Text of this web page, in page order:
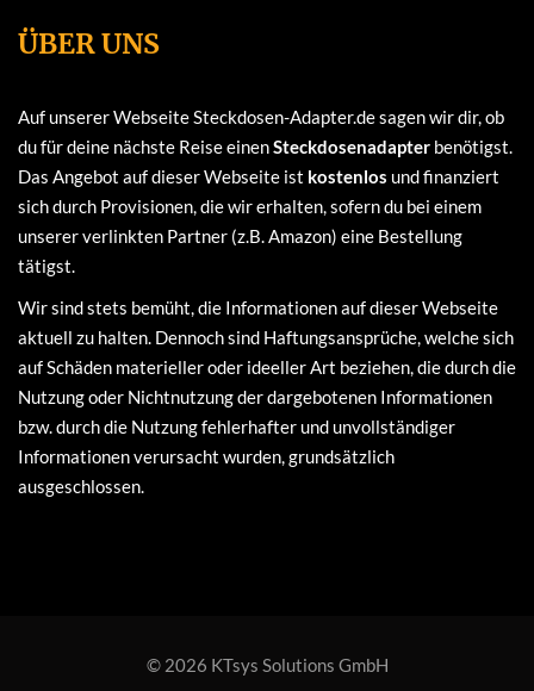
ÜBER UNS
Auf unserer Webseite Steckdosen-Adapter.de sagen wir dir, ob
du für deine nächste Reise einenSteckdosenadapter benötigst.
Das Angebot auf dieser Webseite ist kostenlos und finanziert
sich durch Provisionen, die wir erhalten, sofern du bei einem
unserer verlinkten Partner (z.B. Amazon) eine Bestellung
tätigst.
Wir sind stets bemüht, die Informationen auf dieser Webseite
aktuell zu halten. Dennoch sind Haftungsansprüche, welche sich
auf Schäden materieller oder ideeller Art beziehen, die durch die
Nutzung oder Nichtnutzung der dargebotenen Informationen
bzw. durch die Nutzung fehlerhafter und unvollständiger
Informationen verursacht wurden, grundsätzlich
ausgeschlossen.
© 2026 KTsys Solutions GmbH